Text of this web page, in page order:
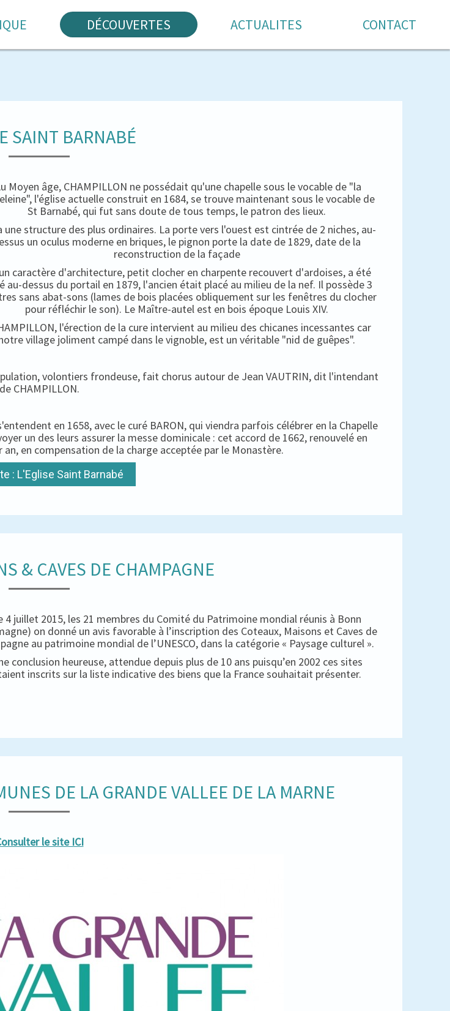
DÉCOUVERTES ACTUALITES CONTACT
SAINT BARNABÉ
Moyen âge, CHAMPILLON ne possédait qu'une chapelle sous le vocable de "la
l'église actuelle construit en 1684, se trouve maintenant sous le vocable de
St Barnabé, qui fut sans doute de tous temps, le patron des lieux.
une structure des plus ordinaires. La porte vers l'ouest est cintrée de 2 niches, au-
un oculus moderne en briques, le pignon porte la date de 1829, date de la
reconstruction de la façade
caractère d'architecture, petit clocher en charpente recouvert d'ardoises, a été
au-dessus du portail en 1879, l'ancien était placé au milieu de la nef. Il possède 3
sans abat-sons (lames de bois placées obliquement sur les fenêtres du clocher
pour réfléchir le son). Le Maître-autel est en bois époque Louis XIV.
l'érection de la cure intervient au milieu des chicanes incessantes car
village joliment campé dans le vignoble, est un véritable "nid de guêpes".
volontiers frondeuse, fait chorus autour de Jean VAUTRIN, dit l'intendant
de CHAMPILLON.
en 1658, avec le curé BARON, qui viendra parfois célébrer en la Chapelle
un des leurs assurer la messe dominicale : cet accord de 1662, renouvelé en
en compensation de la charge acceptée par le Monastère.
: L'Eglise Saint Barnabé
& CAVES DE CHAMPAGNE
4 juillet 2015, les 21 membres du Comité du Patrimoine mondial réunis à Bonn
on donné un avis favorable à l’inscription des Coteaux, Maisons et Caves de
au patrimoine mondial de l’UNESCO, dans la catégorie « Paysage culturel ».
conclusion heureuse, attendue depuis plus de 10 ans puisqu’en 2002 ces sites
inscrits sur la liste indicative des biens que la France souhaitait présenter.
DE LA GRANDE VALLEE DE LA MARNE
le site ICI